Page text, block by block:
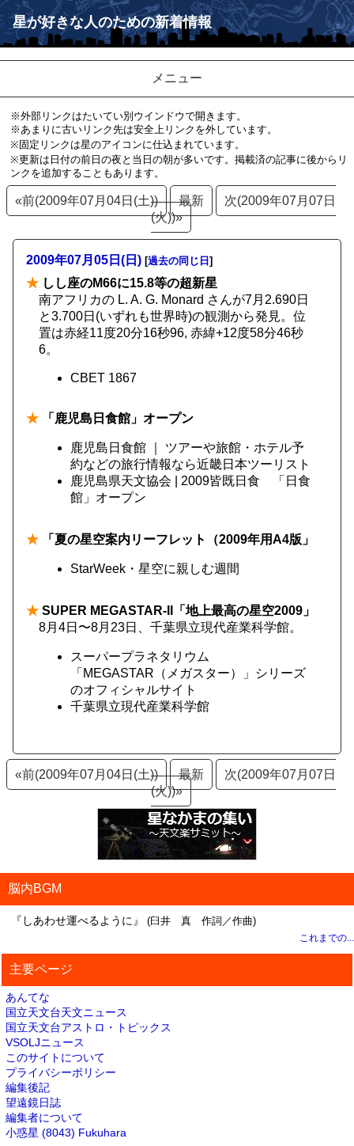
星が好きな人のための新着情報
メニュー
※外部リンクはたいてい別ウインドウで開きます。
※あまりに古いリンク先は安全上リンクを外しています。
※固定リンクは星のアイコンに仕込まれています。
※更新は日付の前日の夜と当日の朝が多いです。掲載済の記事に後からリ
ンクを追加することもあります。
«前(2009年07月04日(土)) 最新
次(2009年07月07日
(火))»
2009年07月05日(日) [過去の同じ日 ]
★ しし座のM66に15.8等の超新星
南アフリカの L. A. G. Monard さんが7月2.690日
と3.700日(いずれも世界時)の観測から発見。位
置は赤経11度20分16秒96, 赤緯+12度58分46秒
6。
CBET 1867
★ 「鹿児島日食館」オープン
鹿児島日食館 ｜ ツアーや旅館・ホテル予
約などの旅行情報なら近畿日本ツーリスト
鹿児島県天文協会 | 2009皆既日食 「日食
館」オープン
★ 「夏の星空案内リーフレット（2009年用A4版」
StarWeek・星空に親しむ週間
★ SUPER MEGASTAR-II「地上最高の星空2009」
8月4日〜8月23日、千葉県立現代産業科学館。
スーパープラネタリウム
「MEGASTAR（メガスター）」シリーズ
のオフィシャルサイト
千葉県立現代産業科学館
«前(2009年07月04日(土)) 最新
次(2009年07月07日
(火))»
脳内BGM
『しあわせ運べるように』 (臼井 真 作詞／作曲)
これまでの...
主要ページ
あんてな
国立天文台天文ニュース
国立天文台アストロ・トピックス
VSOLJニュース
このサイトについて
プライバシーポリシー
編集後記
望遠鏡日誌
編集者について
小惑星 (8043) Fukuhara